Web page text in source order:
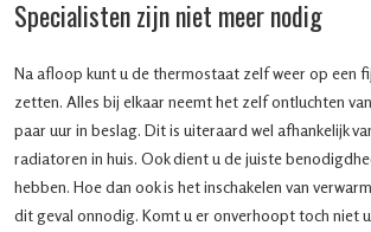
Specialisten zijn niet meer nodig
Na afloop kunt u de thermostaat zelf weer op een
zetten. Alles bij elkaar neemt het zelf ontluchten
paar uur in beslag. Dit is uiteraard wel afhankelijk
radiatoren in huis. Ook dient u de juiste
hebben. Hoe dan ook is het inschakelen van
dit geval onnodig. Komt u er onverhoopt toch niet